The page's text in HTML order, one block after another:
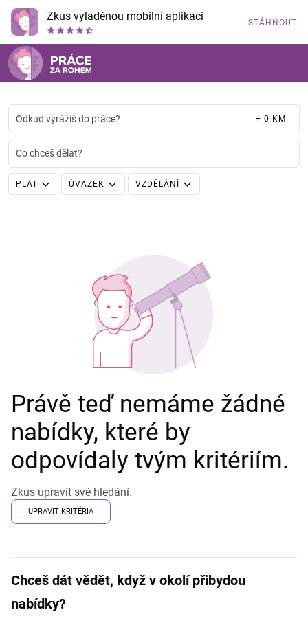
Zkus vyladěnou mobilní aplikaci STÁHNOUT
Odkud vyrážíš do práce? + 0 KM
Co chceš dělat?
PLAT ÚVAZEK VZDĚLÁNÍ
Právě teď nemáme žádné
nabídky, které by
odpovídaly tvým kritériím.
Zkus upravit své hledání.
UPRAVIT KRITÉRIA
Chceš dát vědět, když v okolí přibydou
nabídky?